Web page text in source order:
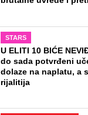
STARS
U ELITI 10 BIĆE
do sada potvrđeni
dolaze na naplatu, a
rijalitija